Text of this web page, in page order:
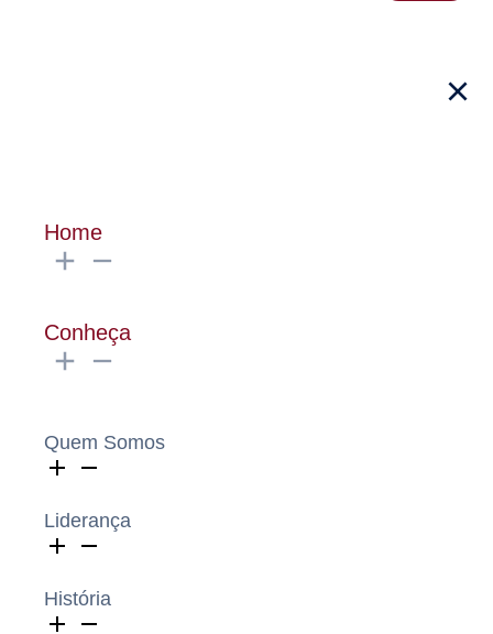
Home
Conheça
Quem Somos
Liderança
História